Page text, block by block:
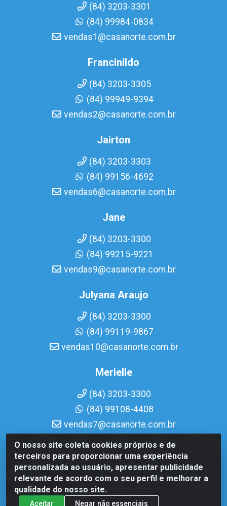
O nosso site coleta cookies próprios e de
terceiros para proporcionar uma experiência
personalizada ao usuário, apresentar publicidade
relevante de acordo com o seu perfil e melhorar a
qualidade do nosso site.
Aceitar Negar não essenciais
(84) 3203-3301
(84) 99984-0834
vendas1@casanorte.com.br
Francinildo
(84) 3203-3305
(84) 99949-9394
vendas2@casanorte.com.br
Jairton
(84) 3203-3303
(84) 99156-4692
vendas6@casanorte.com.br
Jane
(84) 3203-3300
(84) 99215-9221
vendas9@casanorte.com.br
Julyana Araujo
(84) 3203-3300
(84) 99119-9867
vendas10@casanorte.com.br
Merielle
(84) 3203-3300
(84) 99108-4408
vendas7@casanorte.com.br
Casa Norte LTDA - Av. Interventor Mário Câmara, 1815 -
Dix-Sept Rosado, Natal/RN - CEP 59054-600 - CNPJ
08.713.513/0001-51